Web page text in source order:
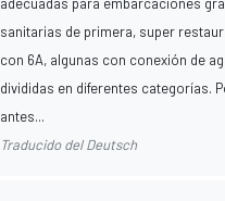
sanitarias de primera, super
con 6A, algunas con conexión de
divididas en diferentes categorías.
antes...
Traducido del Deutsch